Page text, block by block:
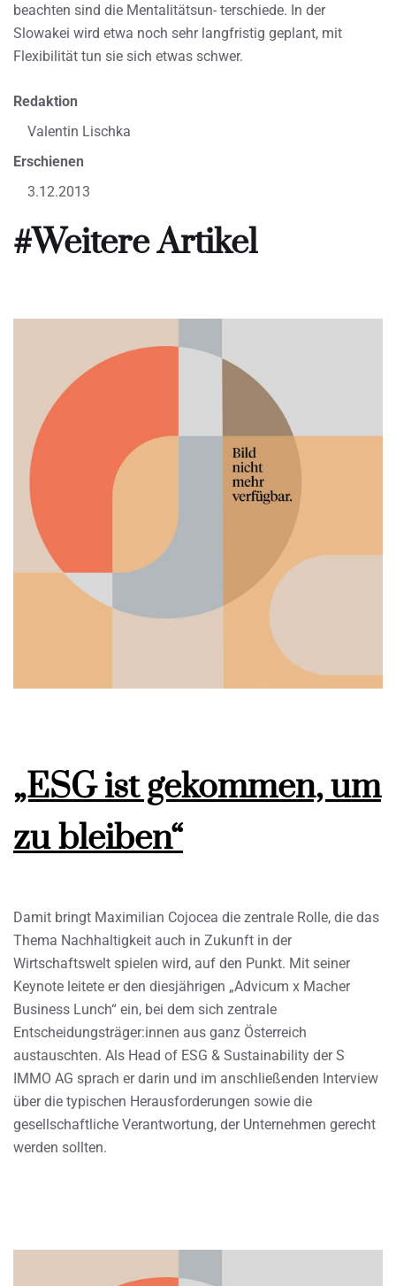
beachten sind die Mentalitätsun- terschiede. In der
Slowakei wird etwa noch sehr langfristig geplant, mit
Flexibilität tun sie sich etwas schwer.
Redaktion
Valentin Lischka
Erschienen
3.12.2013
#Weitere Artikel
„ESG ist gekommen, um
zu bleiben“
Damit bringt Maximilian Cojocea die zentrale Rolle, die das
Thema Nachhaltigkeit auch in Zukunft in der
Wirtschaftswelt spielen wird, auf den Punkt. Mit seiner
Keynote leitete er den diesjährigen „Advicum x Macher
Business Lunch“ ein, bei dem sich zentrale
Entscheidungsträger:innen aus ganz Österreich
austauschten. Als Head of ESG & Sustainability der S
IMMO AG sprach er darin und im anschließenden Interview
über die typischen Herausforderungen sowie die
gesellschaftliche Verantwortung, der Unternehmen gerecht
werden sollten.